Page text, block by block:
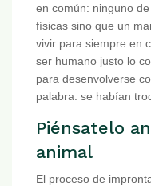
en común: ninguno
físicas sino que un
vivir para siempre en
ser humano justo lo
para desenvolverse
palabra: se habían
Piénsatelo
animal
El proceso de